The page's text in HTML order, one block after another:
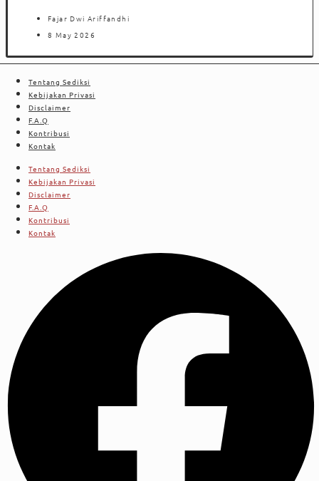
Fajar Dwi Ariffandhi
8 May 2026
Tentang Sediksi
Kebijakan Privasi
Disclaimer
F.A.Q
Kontribusi
Kontak
Tentang Sediksi
Kebijakan Privasi
Disclaimer
F.A.Q
Kontribusi
Kontak